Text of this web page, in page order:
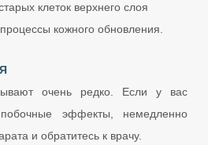
клеток верхнего слоя
кожного обновления.
очень редко. Если у вас
побочные эффекты, немедленно
и обратитесь к врачу.